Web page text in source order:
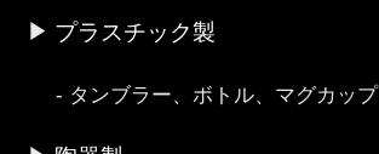
プラスチック製
タンブラー、ボトル、マグカップ